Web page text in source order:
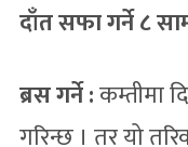
दाँत सफा गर्ने ८
ब्रस गर्ने:कम्तीमा
गरिन्छ । तर यो